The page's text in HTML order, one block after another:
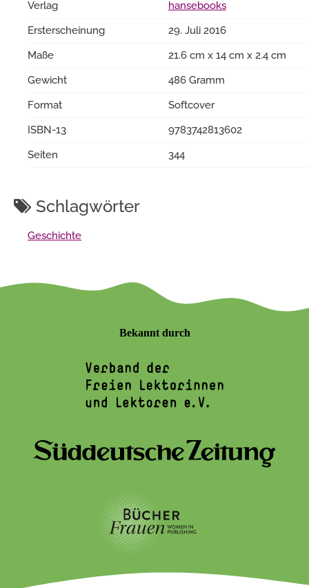
Verlag
hansebooks
Ersterscheinung
29. Juli 2016
Maße
21.6 cm x 14 cm x 2.4 cm
Gewicht
486 Gramm
Format
Softcover
ISBN-13
9783742813602
Seiten
344
Schlagwörter
Geschichte
Bekannt durch